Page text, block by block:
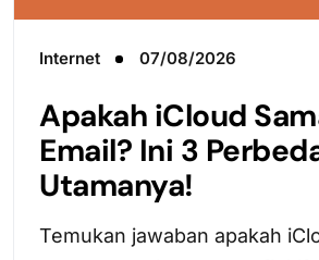
Internet 07/08/2026
Apakah iCloud
Email? Ini 3
Utamanya!
Temukan jawaban apakah